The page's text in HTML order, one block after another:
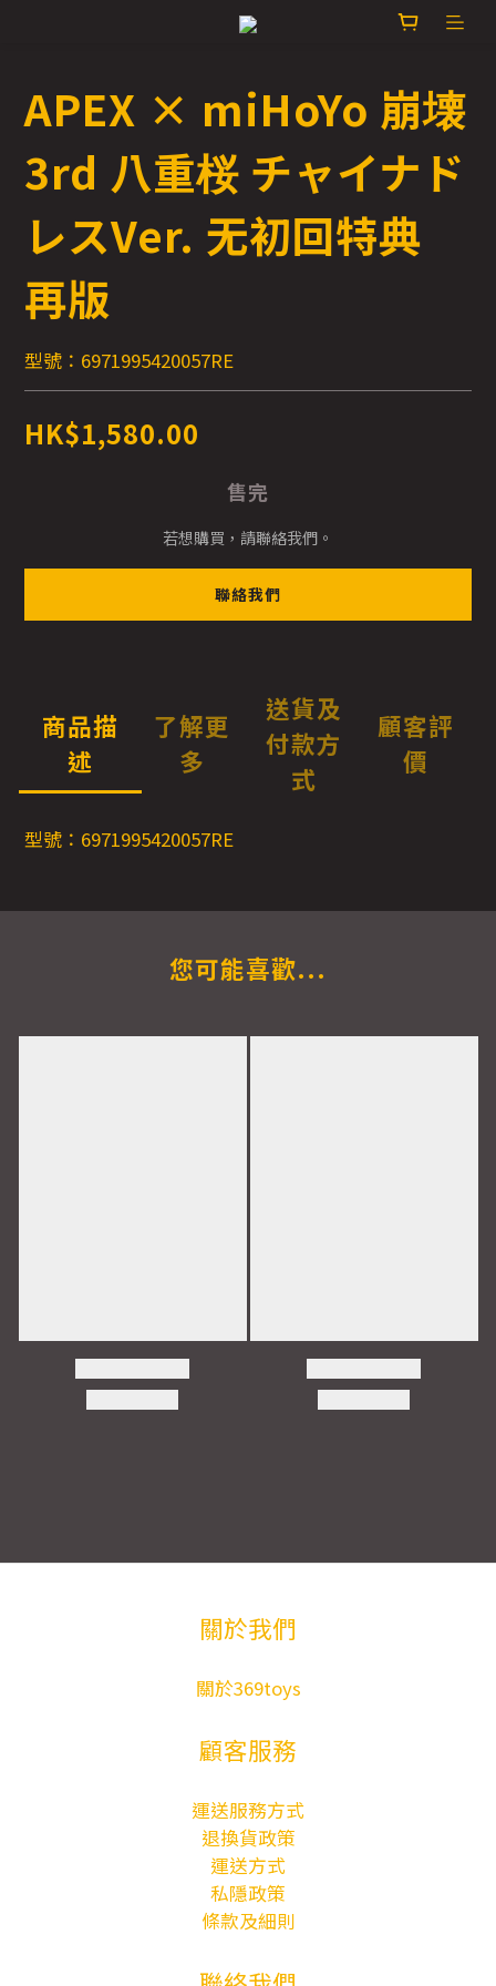
APEX × miHoYo 崩壊
3rd 八重桜 チャイナド
レスVer. 无初回特典
再版
型號：6971995420057RE
HK$1,580.00
售完
若想購買，請聯絡我們。
聯絡我們
商品描
述
了解更
多
送貨及
付款方
式
顧客評
價
型號：6971995420057RE
您可能喜歡...
關於我們
關於369toys
顧客服務
運送服務方式
退換貨政策
運送方式
私隱政策
條款及細則